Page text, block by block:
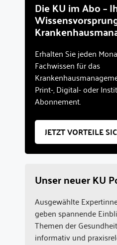
Die KU im Abo –
Erhalten Sie jeden
Fachwissen für das
Print-, Digital- oder
Abonnement.
JETZT VORTEILE
Unser neuer KU
Ausgewählte
geben spannende
Themen der
informativ und